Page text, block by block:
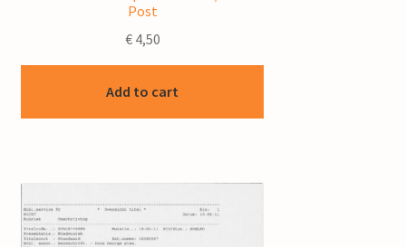
Post
€4,50
Add to cart